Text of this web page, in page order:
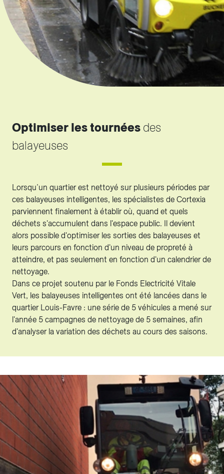
Optimiser les tournées des
balayeuses
Lorsqu’un quartier est nettoyé sur plusieurs périodes par
ces balayeuses intelligentes, les spécialistes de Cortexia
parviennent finalement à établir où, quand et quels
déchets s'accumulent dans l'espace public. Il devient
alors possible d'optimiser les sorties des balayeuses et
leurs parcours en fonction d'un niveau de propreté à
atteindre, et pas seulement en fonction d'un calendrier de
nettoyage.
Dans ce projet soutenu par le Fonds Electricité Vitale
Vert, les balayeuses intelligentes ont été lancées dans le
quartier Louis-Favre : une série de 5 véhicules a mené sur
l'année 5 campagnes de nettoyage de 5 semaines, afin
d'analyser la variation des déchets au cours des saisons.